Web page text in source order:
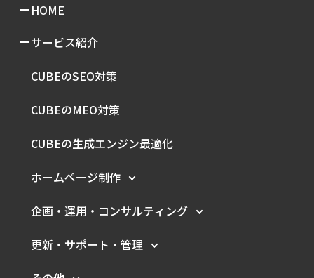
HOME
サービス紹介
CUBEのSEO対策
CUBEのMEO対策
CUBEの生成エンジン最適化
ホームページ制作
企画・運用・ コンサルティング
更新・サポート・管理